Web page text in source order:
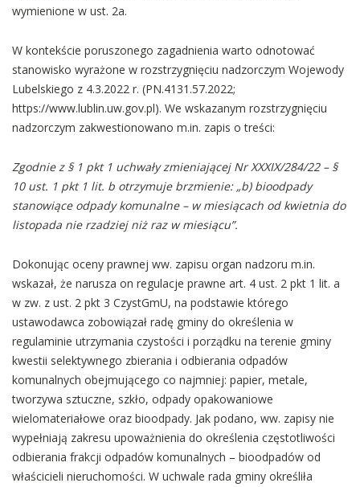
wymienione w ust. 2a.
W kontekście poruszonego zagadnienia warto odnotować
stanowisko wyrażone w rozstrzygnięciu nadzorczym Wojewody
Lubelskiego z 4.3.2022 r. (PN.4131.57.2022;
https://www.lublin.uw.gov.pl). We wskazanym rozstrzygnięciu
nadzorczym zakwestionowano m.in. zapis o treści:
Zgodnie z § 1 pkt 1 uchwały zmieniającej Nr XXXIX/284/22 – §
10 ust. 1 pkt 1 lit. b otrzymuje brzmienie: „b) bioodpady
stanowiące odpady komunalne – w miesiącach od kwietnia do
listopada nie rzadziej niż raz w miesiącu”.
Dokonując oceny prawnej ww. zapisu organ nadzoru m.in.
wskazał, że narusza on regulacje prawne art. 4 ust. 2 pkt 1 lit. a
w zw. z ust. 2 pkt 3 CzystGmU, na podstawie którego
ustawodawca zobowiązał radę gminy do określenia w
regulaminie utrzymania czystości i porządku na terenie gminy
kwestii selektywnego zbierania i odbierania odpadów
komunalnych obejmującego co najmniej: papier, metale,
tworzywa sztuczne, szkło, odpady opakowaniowe
wielomateriałowe oraz bioodpady. Jak podano, ww. zapisy nie
wypełniają zakresu upoważnienia do określenia częstotliwości
odbierania frakcji odpadów komunalnych – bioodpadów od
właścicieli nieruchomości. W uchwale rada gminy określiła